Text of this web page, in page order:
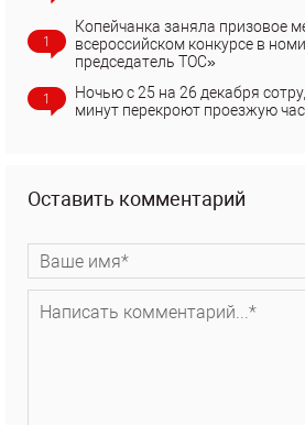
1
Копейчанка заняла призовое
всероссийском конкурсе в
председатель ТОС»
1
Ночью с 25 на 26 декабря
минут перекроют проезжую
Оставить комментарий